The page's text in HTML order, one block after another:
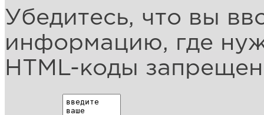
Убедитесь, что вы
информацию, где
HTML-коды